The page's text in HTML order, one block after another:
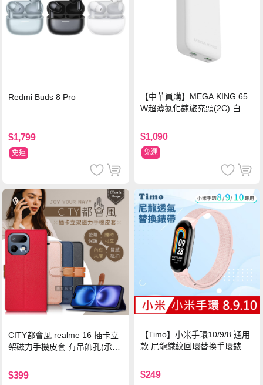
Redmi Buds 8 Pro
$1,799
免運
【中華員購】MEGA KING 65
W超薄氮化鎵旅充頭(2C) 白
$1,090
免運
CITY都會風 realme 16 插卡立
架磁力手機皮套 有吊飾孔(承諾
$399
【Timo】小米手環10/9/8 通用
款 尼龍織紋回環替換手環錶帶-
$249